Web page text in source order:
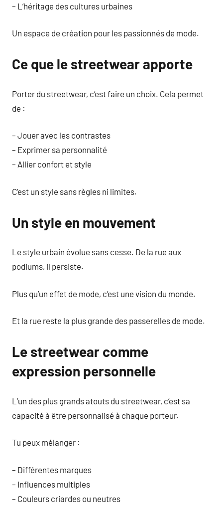
– L’héritage des cultures urbaines
Un espace de création pour les passionnés de mode.
Ce que le streetwear apporte
Porter du streetwear, c’est faire un choix. Cela permet
de :
– Jouer avec les contrastes
– Exprimer sa personnalité
– Allier confort et style
C’est un style sans règles ni limites.
Un style en mouvement
Le style urbain évolue sans cesse. De la rue aux
podiums, il persiste.
Plus qu’un effet de mode, c’est une vision du monde.
Et la rue reste la plus grande des passerelles de mode.
Le streetwear comme
expression personnelle
L’un des plus grands atouts du streetwear, c’est sa
capacité à être personnalisé à chaque porteur.
Tu peux mélanger :
– Différentes marques
– Influences multiples
– Couleurs criardes ou neutres